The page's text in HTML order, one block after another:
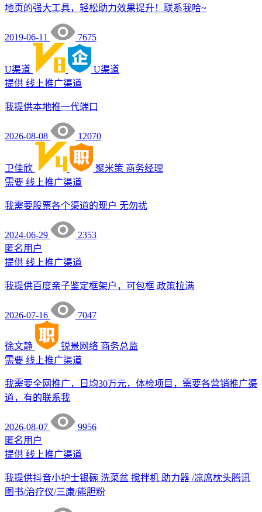
地页的强大工具，轻松助力效果提升！联系我哈~
2019-06-11 7675
U渠道
U渠道
提供 线上推广渠道
我提供本地推一代端口
2026-08-08 12070
卫佳欣 聚米策 商务经理
需要 线上推广渠道
我需要股票各个渠道的现户 无勿扰
2024-06-29
2353
匿名用户
提供 线上推广渠道
我提供百度亲子鉴定框架户，可包框 政策拉满
2026-07-16 7047
徐文静 锐景网络 商务总监
需要 线上推广渠道
我需要全网推广，日均30万元，体检项目，需要各营销推广渠
道，有的联系我
2026-08-07
9956
匿名用户
提供 线上推广渠道
我提供抖音小护士银碗 洗菜盆 搅拌机 助力器 /凉席枕头腾讯
图书/治疗仪/三康/熊胆粉